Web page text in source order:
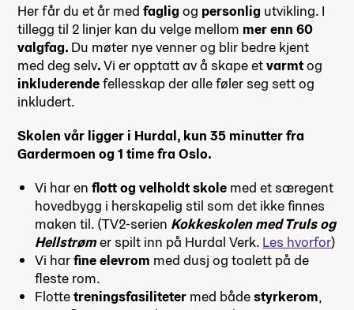
Her får du et år med faglig og personlig utvikling. I
tillegg til 2 linjer kan du velge mellom mer enn 60
valgfag. Du møter nye venner og blir bedre kjent
med deg selv.Vi er opptatt av å skape etvarmtog
inkluderendefellesskap der alle føler seg sett og
inkludert.
Skolen vår ligger i Hurdal, kun 35 minutter fra
Gardermoen og 1 time fra Oslo.
Vi har enflott og velholdt skole med et særegent
hovedbygg i herskapelig stil som det ikke finnes
maken til. (TV2-serien Kokkeskolen med Truls og
Hellstrømer spilt inn på Hurdal Verk. Les hvorfor)
Vi harfine elevrom med dusj og toalett på de
fleste rom.
Flottetreningsfasiliteter med bådestyrkerom,